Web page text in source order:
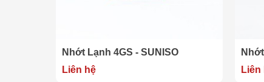
Nhớt Lạnh 4GS - SUNISO
Liên hệ
Liên